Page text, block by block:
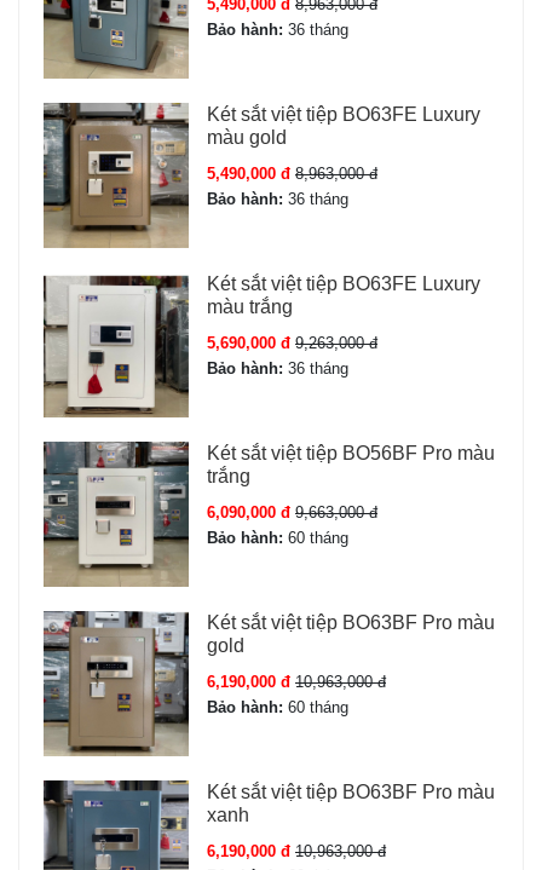
Khoang bí mật:Cất tài sản quan trọng nhất riêng biệt.
Nội thất nỉ nhung cao cấp:Bảo vệ đồng hồ, trang
sức.
Bảo hành 36 tháng,Két Sắt Sài Gòn dịch vụ tận nơi tại
TP HCM.
Phụ kiện Két sắt Bofa model BJ-70LJ
2 bộ chìa cơ dự phòng chính hãng Bofa.
4 viên pin AA chất lượng cao.
Phiếu bảo hành 36 tháng.
Sách HDSD song ngữ Việt-Anh.
Cáp USB sạc khẩn cấp.
QR code kết nối app Tuya SmartLife.
Một số lưu ý khi lựa chọn Két sắt
Bofa model BJ-70LJ
- Dung tích, Kích thước két sắt phù hợp với nhu cầu sử
dụng: dung tích, kích thước két sẽ quy định lượng đồ
vật bạn có thể bỏ vào két. Bạn nên chọn kích thước tuỳ
theo nhu cầu cần lưu trữ
- Công nghệ mở két: bạn nên quan tâm đó là loại két
sắt khoá vân tay, điện tử hay khoá cơ và chọn tuỳ theo
nhu cầu sử dụng.
5,490,000 đ 8,963,000 đ
Bảo hành: 36 tháng
Két sắt việt tiệp BO63FE Luxury
màu gold
5,490,000 đ 8,963,000 đ
Bảo hành: 36 tháng
Két sắt việt tiệp BO63FE Luxury
màu trắng
5,690,000 đ 9,263,000 đ
Bảo hành: 36 tháng
Két sắt việt tiệp BO56BF Pro màu
trắng
6,090,000 đ 9,663,000 đ
Bảo hành: 60 tháng
Két sắt việt tiệp BO63BF Pro màu
gold
6,190,000 đ 10,963,000 đ
Bảo hành: 60 tháng
Két sắt việt tiệp BO63BF Pro màu
xanh
6,190,000 đ 10,963,000 đ